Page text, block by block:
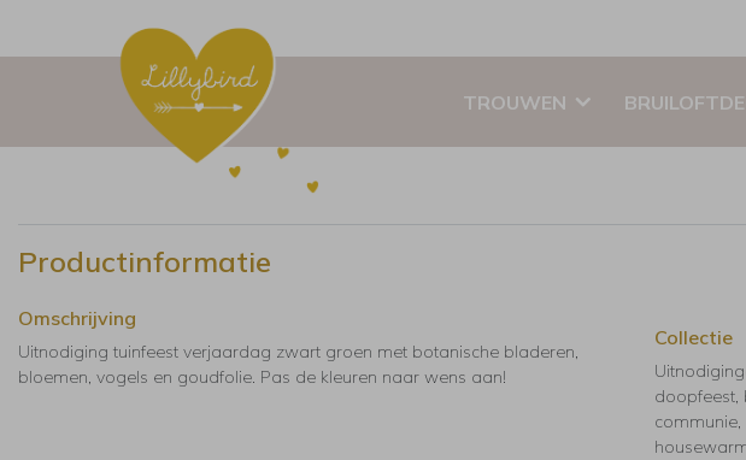
TROUWEN
Productinformatie
Omschrijving
Uitnodiging tuinfeest verjaardag zwart groen met botanische bladeren,
bloemen, vogels en goudfolie. Pas de kleuren naar wens aan!
Collectie
doopfeest,